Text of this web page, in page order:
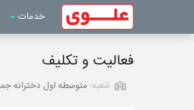
خدمات
فعالیت و تکلیف
شعبه: متوسطه اول دخترانه